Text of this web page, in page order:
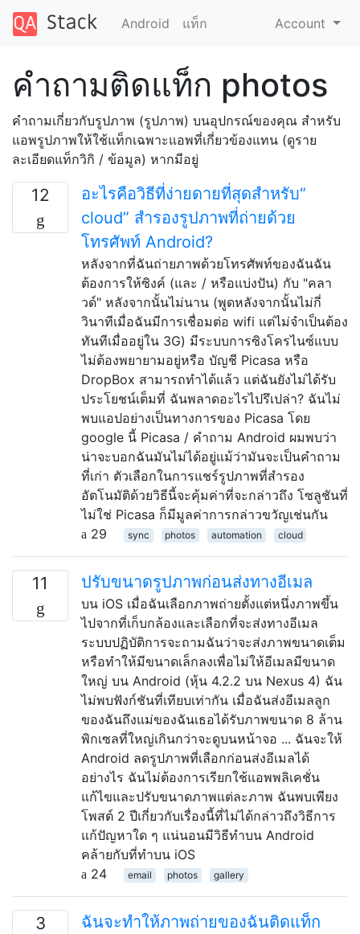
Android แท็ก Account
คำถามติดแท็ก photos
คำถามเกี่ยวกับรูปภาพ (รูปภาพ) บนอุปกรณ์ของคุณ สำหรับ
แอพรูปภาพให้ใช้แท็กเฉพาะแอพที่เกี่ยวข้องแทน (ดูราย
ละเอียดแท็กวิกิ / ข้อมูล) หากมีอยู่
12
อะไรคือวิธีที่ง่ายดายที่สุดสำหรับ“
cloud” สำรองรูปภาพที่ถ่ายด้วย
โทรศัพท์ Android?
หลังจากที่ฉันถ่ายภาพด้วยโทรศัพท์ของฉันฉัน
ต้องการให้ซิงค์ (และ / หรือแบ่งปัน) กับ "คลา
วด์" หลังจากนั้นไม่นาน (พูดหลังจากนั้นไม่กี่
วินาทีเมื่อฉันมีการเชื่อมต่อ wifi แต่ไม่จำเป็นต้อง
ทันทีเมื่ออยู่ใน 3G) มีระบบการซิงโครไนซ์แบบ
ไม่ต้องพยายามอยู่หรือ บัญชี Picasa หรือ
DropBox สามารถทำได้แล้ว แต่ฉันยังไม่ได้รับ
ประโยชน์เต็มที่ ฉันพลาดอะไรไปรึเปล่า? ฉันไม่
พบแอปอย่างเป็นทางการของ Picasa โดย
google นี้ Picasa / คำถาม Android ผมพบว่า
น่าจะบอกฉันมันไม่ได้อยู่แม้ว่ามันจะเป็นคำถาม
ที่เก่า ตัวเลือกในการแชร์รูปภาพที่สำรอง
อัตโนมัติด้วยวิธีนี้จะคุ้มค่าที่จะกล่าวถึง โซลูชันที่
ไม่ใช่ Picasa ก็มีมูลค่าการกล่าวขวัญเช่นกัน
29
sync photos automation cloud
11 ปรับขนาดรูปภาพก่อนส่งทางอีเมล
บน iOS เมื่อฉันเลือกภาพถ่ายตั้งแต่หนึ่งภาพขึ้น
ไปจากที่เก็บกล้องและเลือกที่จะส่งทางอีเมล
ระบบปฏิบัติการจะถามฉันว่าจะส่งภาพขนาดเต็ม
หรือทำให้มีขนาดเล็กลงเพื่อไม่ให้อีเมลมีขนาด
ใหญ่ บน Android (หุ้น 4.2.2 บน Nexus 4) ฉัน
ไม่พบฟังก์ชันที่เทียบเท่ากัน เมื่อฉันส่งอีเมลลูก
ของฉันถึงแม่ของฉันเธอได้รับภาพขนาด 8 ล้าน
พิกเซลที่ใหญ่เกินกว่าจะดูบนหน้าจอ ... ฉันจะให้
Android ลดรูปภาพที่เลือกก่อนส่งอีเมลได้
อย่างไร ฉันไม่ต้องการเรียกใช้แอพพลิเคชั่น
แก้ไขและปรับขนาดภาพแต่ละภาพ ฉันพบเพียง
โพสต์ 2 ปีเกี่ยวกับเรื่องนี้ที่ไม่ได้กล่าวถึงวิธีการ
แก้ปัญหาใด ๆ แน่นอนมีวิธีทำบน Android
คล้ายกับที่ทำบน iOS
24
email photos gallery
3
ฉันจะทำให้ภาพถ่ายของฉันติดแท็ก